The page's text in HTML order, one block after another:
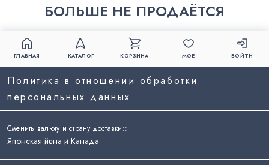
БОЛЬШЕ НЕ ПРОДАЁТСЯ
ГЛАВНАЯ КАТАЛОГ КОРЗИНА МОЁ ВОЙТИ
Политика в отношении обработки
персональных данных
Сменить валюту и страну доставки::
Японская йена и Канада